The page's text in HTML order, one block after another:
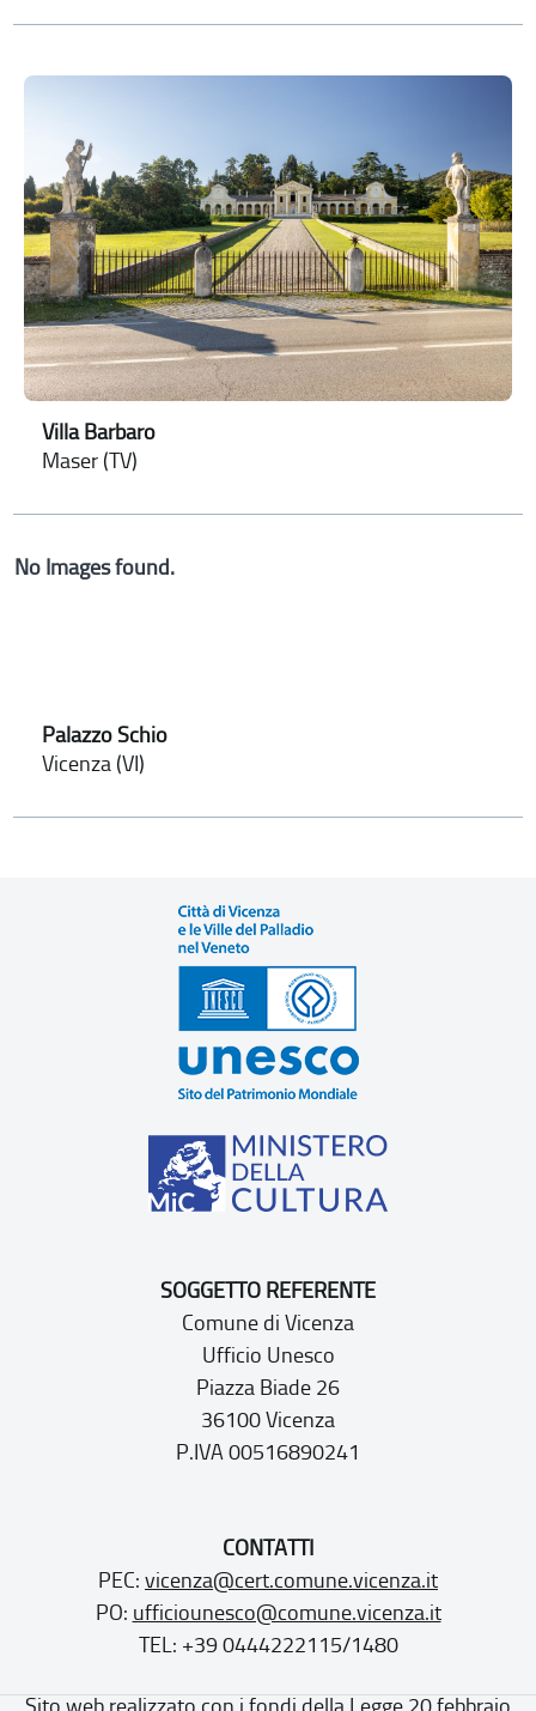
Villa Barbaro
Maser (TV)
No Images found.
Palazzo Schio
Vicenza (VI)
SOGGETTO REFERENTE
Comune di Vicenza
Ufficio Unesco
Piazza Biade 26
36100 Vicenza
P.IVA 00516890241
CONTATTI
PEC: vicenza@cert.comune.vicenza.it
PO: ufficiounesco@comune.vicenza.it
TEL: +39 0444222115/1480